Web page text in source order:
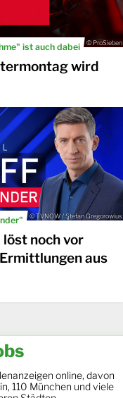
ist auch dabei © ProSieben
wird
© TVNOW / Stefan Gregorowius
noch vor
aus
online, davon
110 München und viele